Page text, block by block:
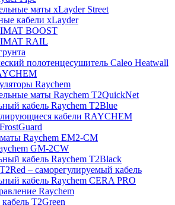
маты xLayder Street
кабели xLayder
BOOST
RAIL
полотенцесушитель Caleo Heatwall
Raychem
маты Raychem T2QuickNet
кабель Raychem T2Blue
кабели RAYCHEM
Raychem EM2-CM
GM-2CW
кабель Raychem T2Black
– саморегулируемый кабель
кабель Raychem CERA PRO
Raychem
T2Green